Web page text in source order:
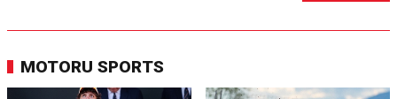
MOTORU SPORTS